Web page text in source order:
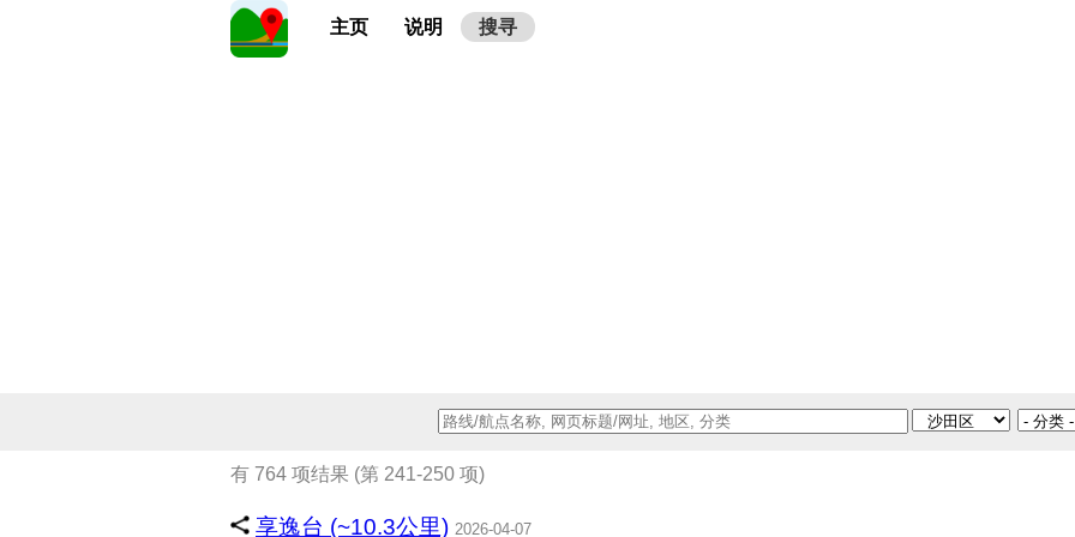
主页 说明 搜寻
有 764 项结果 (第 241-250 项)
享逸台 (~10.3公里) 2026-04-07